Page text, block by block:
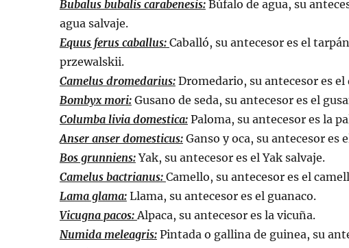
Bubalus bubalis carabenesis:Búfalo de agua, su
agua salvaje.
Equus ferus caballus: Caballó, su antecesor es el
przewalskii.
Camelus dromedarius: Dromedario, su antecesor es
Bombyx mori:Gusano de seda, su antecesor es el
Columba livia domestica: Paloma, su antecesor es la
Anser anser domesticus:Ganso y oca, su antecesor es
Bos grunniens: Yak, su antecesor es el Yak salvaje.
Camelus bactrianus: Camello, su antecesor es el
Lama glama:Llama, su antecesor es el guanaco.
Vicugna pacos: Alpaca, su antecesor es la vicuña.
Numida meleagris:Pintada o gallina de guinea, su